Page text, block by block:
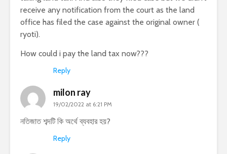
receive any notification from the court as the land
office has filed the case against the original owner (
ryoti).
How could i pay the land tax now???
Reply
milon ray
19/02/2022 at 6:21 PM
নতিজাত শব্দটি কি অর্থে ব্যবহার হয়?
Reply